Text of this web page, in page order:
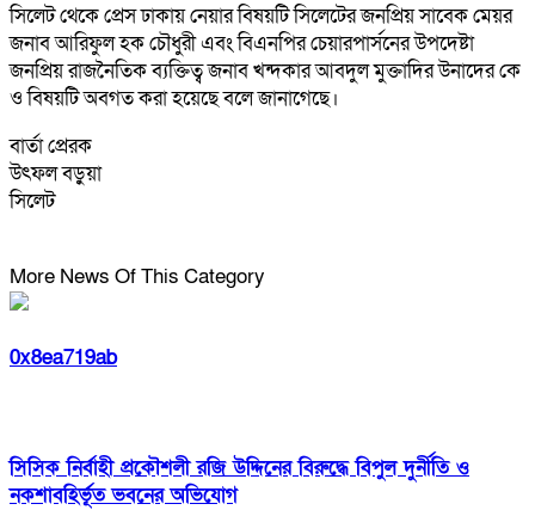
‎সিলেট থেকে প্রেস ঢাকায় নেয়ার বিষয়টি সিলেটের জনপ্রিয় সাবেক মেয়র
জনাব আরিফুল হক চৌধুরী এবং বিএনপির চেয়ারপার্সনের উপদেষ্টা
জনপ্রিয় রাজনৈতিক ব্যক্তিত্ব জনাব খন্দকার আবদুল মুক্তাদির উনাদের কে
ও বিষয়টি অবগত করা হয়েছে বলে জানাগেছে।
বার্তা প্রেরক
উৎফল বড়ুয়া
সিলেট
More News Of This Category
0x8ea719ab
সিসিক নির্বাহী প্রকৌশলী রজি উদ্দিনের বিরুদ্ধে বিপুল দুর্নীতি ও
নকশাবহির্ভূত ভবনের অভিযোগ